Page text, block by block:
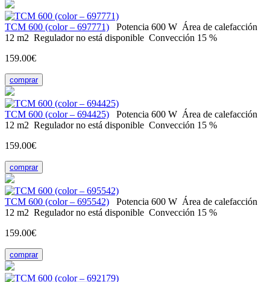
ТСМ 600 (color – 697771) Potencia 600 W Área de calefacción
12 m2 Regulador no está disponible Convección 15 %
159.00€
comprar
ТСМ 600 (color – 694425) Potencia 600 W Área de calefacción
12 m2 Regulador no está disponible Convección 15 %
159.00€
comprar
ТСМ 600 (color – 695542) Potencia 600 W Área de calefacción
12 m2 Regulador no está disponible Convección 15 %
159.00€
comprar